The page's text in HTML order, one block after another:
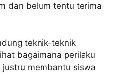
dan belum tentu terima
teknik-teknik
bagaimana perilaku
justru membantu siswa